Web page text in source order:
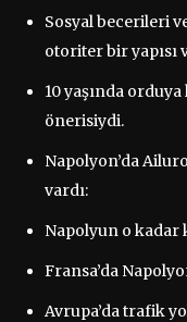
Sosyal becerileri
otoriter bir yapısı
10 yaşında
önerisiydi.
Napolyon’da
vardı:
Napolyun o kadar
Fransa’da
Avrupa’da trafik